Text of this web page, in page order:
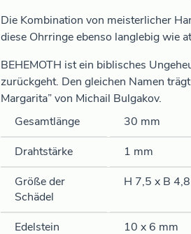
Die Kombination von meisterlicher
diese Ohrringe ebenso langlebig wie
BEHEMOTH ist ein biblisches
zurückgeht. Den gleichen Namen
Margarita” von Michail Bulgakov.
Gesamtlänge 30 mm
Drahtstärke 1 mm
Größe der
Schädel
H 7,5 x B
Edelstein 10 x 6 mm